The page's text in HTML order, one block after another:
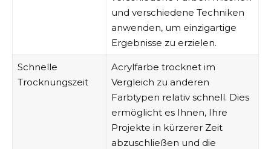
und verschiedene Techniken
anwenden, um einzigartige
Ergebnisse zu erzielen.
Schnelle
Trocknungszeit
Acrylfarbe trocknet im
Vergleich zu anderen
Farbtypen relativ schnell. Dies
ermöglicht es Ihnen, Ihre
Projekte in kürzerer Zeit
abzuschließen und die